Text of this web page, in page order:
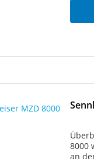
20-1,
8000
an